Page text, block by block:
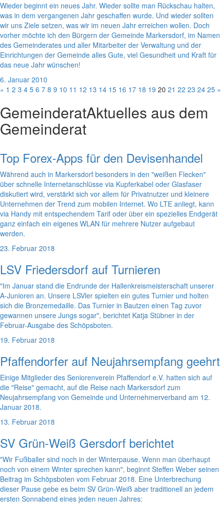
Wieder beginnt ein neues Jahr. Wieder sollte man Rückschau halten,
was in dem vergangenen Jahr geschaffen wurde. Und wieder sollten
wir uns Ziele setzen, was wir im neuen Jahr erreichen wollen. Doch
vorher möchte ich den Bürgern der Gemeinde Markersdorf, im Namen
des Gemeinderates und aller Mitarbeiter der Verwaltung und der
Einrichtungen der Gemeinde alles Gute, viel Gesundheit und Kraft für
das neue Jahr wünschen!
6. Januar 2010
« 1 2 3 4 5 6 7 8 9 10 11 12 13 14 15 16 17 18 19 20 21 22 23 24 25 »
GemeinderatAktuelles aus dem
Gemeinderat
Top Forex-Apps für den Devisenhandel
Während auch in Markersdorf besonders in den "weißen Flecken"
über schnelle Internetanschlüsse via Kupferkabel oder Glasfaser
diskutiert wird, verstärkt sich vor allem für Privatnutzer und kleinere
Unternehmen der Trend zum mobilen Internet. Wo LTE anliegt, kann
via Handy mit entspechendem Tarif oder über ein spezielles Endgerät
ganz einfach ein eigenes WLAN für mehrere Nutzer aufgebaut
werden.
23. Februar 2018
LSV Friedersdorf auf Turnieren
"Im Januar stand die Endrunde der Hallenkreismeisterschaft unserer
A-Junioren an. Unsere LSVler spielten ein gutes Turnier und holten
sich die Bronzemedaille. Das Turnier in Bautzen einen Tag zuvor
gewannen unsere Jungs sogar", berichtet Katja Stübner in der
Februar-Ausgabe des Schöpsboten.
19. Februar 2018
Pfaffendorfer auf Neujahrsempfang geehrt
Einige Mitglieder des Seniorenverein Pfaffendorf e.V. hatten sich auf
die "Reise" gemacht, auf die Reise nach Markersdorf zum
Neujahrsempfang von Gemeinde und Unternehmerverband am 12.
Januar 2018.
13. Februar 2018
SV Grün-Weiß Gersdorf berichtet
"Wir Fußballer sind noch in der Winterpause. Wenn man überhaupt
noch von einem Winter sprechen kann", beginnt Steffen Weber seinen
Beitrag im Schöpsboten vom Februar 2018. Eine Unterbrechung
dieser Pause gebe es beim SV Grün-Weiß aber traditionell an jedem
ersten Sonnabend eines jeden neuen Jahres: